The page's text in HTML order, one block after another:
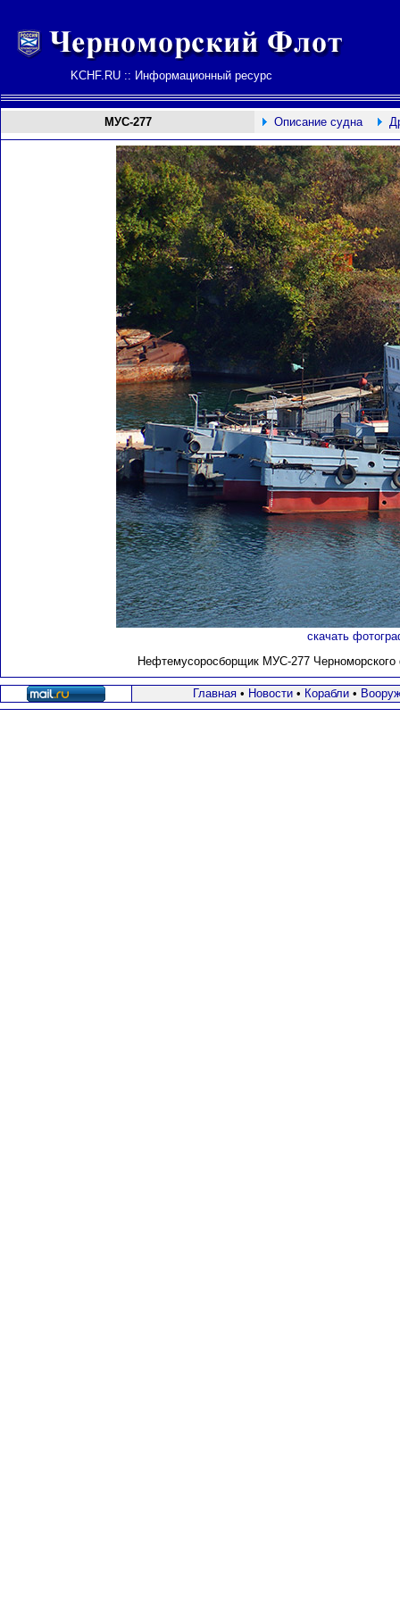
KCHF.RU :: Информационный ресурс
MУС-277 Описание судна
скачать
Нефтемусоросборщик MУС-277
Главная• Новости• Корабли•